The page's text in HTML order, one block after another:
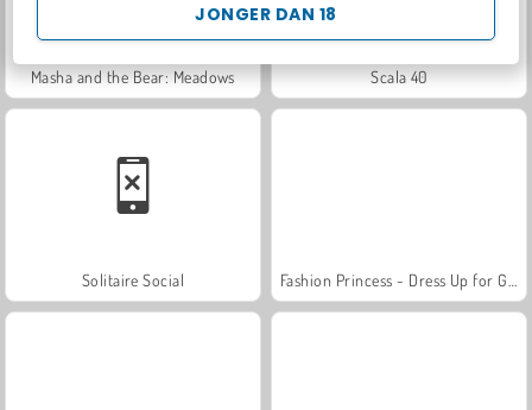
JONGER DAN 18
Masha and the Bear: Meadows Scala 40
Solitaire Social